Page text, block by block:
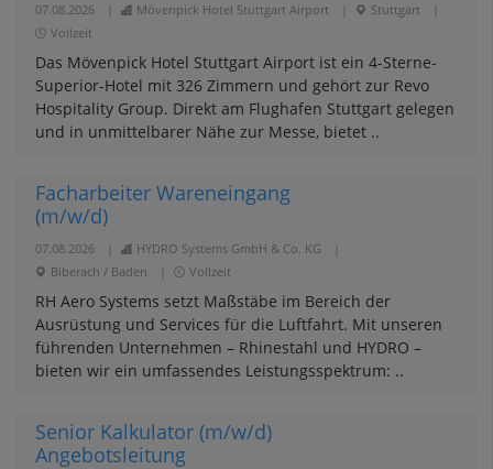
07.08.2026 Mövenpick Hotel Stuttgart Airport Stuttgart
Vollzeit
Das Mövenpick Hotel Stuttgart Airport ist ein 4-Sterne-
Superior-Hotel mit 326 Zimmern und gehört zur Revo
Hospitality Group. Direkt am Flughafen Stuttgart gelegen
und in unmittelbarer Nähe zur Messe, bietet ..
Facharbeiter Wareneingang
(m/w/d)
07.08.2026 HYDRO Systems GmbH & Co. KG
Biberach / Baden
Vollzeit
RH Aero Systems setzt Maßstäbe im Bereich der
Ausrüstung und Services für die Luftfahrt. Mit unseren
führenden Unternehmen – Rhinestahl und HYDRO –
bieten wir ein umfassendes Leistungsspektrum: ..
Senior Kalkulator (m/w/d)
Angebotsleitung